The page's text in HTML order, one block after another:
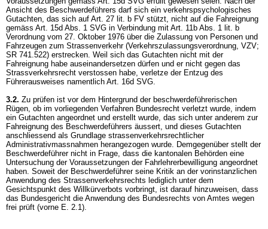
Ansicht des Beschwerdeführers darf sich ein verkehrspsychologisches
Gutachten, das sich auf Art. 27 lit. b FV stützt, nicht auf die Fahreignung
gemäss Art. 15d Abs. 1 SVG in Verbindung mit Art. 11b Abs. 1 lit. b
Verordnung vom 27. Oktober 1976 über die Zulassung von Personen und
Fahrzeugen zum Strassenverkehr (Verkehrszulassungsverordnung, VZV;
SR 741.522) erstrecken. Weil sich das Gutachten nicht mit der
Fahreignung habe auseinandersetzen dürfen und er nicht gegen das
Strassverkehrsrecht verstossen habe, verletze der Entzug des
Führerausweises namentlich Art. 16d SVG.
3.2. Zu prüfen ist vor dem Hintergrund der beschwerdeführerischen
Rügen, ob im vorliegenden Verfahren Bundesrecht verletzt wurde, indem
ein Gutachten angeordnet und erstellt wurde, das sich unter anderem zur
Fahreignung des Beschwerdeführers äussert, und dieses Gutachten
anschliessend als Grundlage strassenverkehrsrechtlicher
Administrativmassnahmen herangezogen wurde. Demgegenüber stellt der
Beschwerdeführer nicht in Frage, dass die kantonalen Behörden eine
Untersuchung der Voraussetzungen der Fahrlehrerbewilligung angeordnet
haben. Soweit der Beschwerdeführer seine Kritik an der vorinstanzlichen
Anwendung des Strassenverkehrsrechts lediglich unter dem
Gesichtspunkt des Willkürverbots vorbringt, ist darauf hinzuweisen, dass
das Bundesgericht die Anwendung des Bundesrechts von Amtes wegen
frei prüft (vorne E. 2.1).